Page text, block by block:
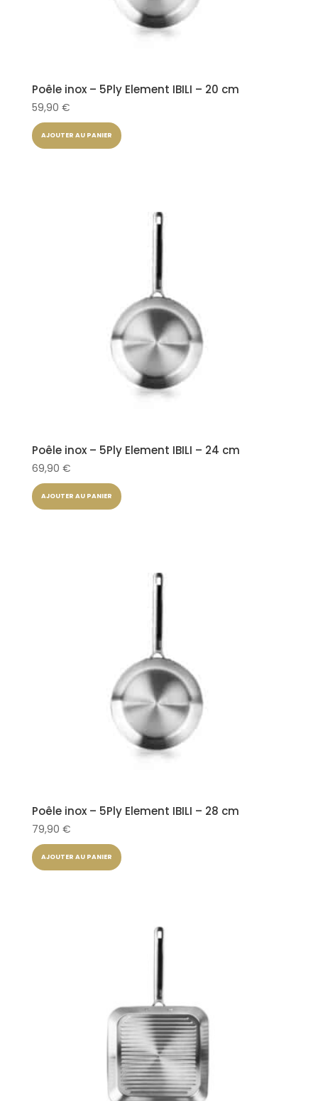
Poêle inox – 5Ply Element IBILI – 20 cm
59,90 €
AJOUTER AU PANIER
Poêle inox – 5Ply Element IBILI – 24 cm
69,90 €
AJOUTER AU PANIER
Poêle inox – 5Ply Element IBILI – 28 cm
79,90 €
AJOUTER AU PANIER